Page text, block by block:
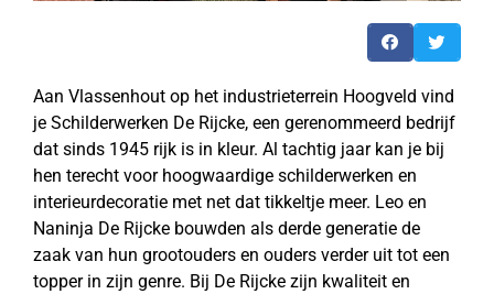
Aan Vlassenhout op het industrieterrein Hoogveld vind
je Schilderwerken De Rijcke, een gerenommeerd bedrijf
dat sinds 1945 rijk is in kleur. Al tachtig jaar kan je bij
hen terecht voor hoogwaardige schilderwerken en
interieurdecoratie met net dat tikkeltje meer. Leo en
Naninja De Rijcke bouwden als derde generatie de
zaak van hun grootouders en ouders verder uit tot een
topper in zijn genre. Bij De Rijcke zijn kwaliteit en